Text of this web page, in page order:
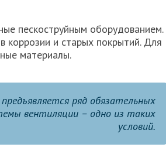
пескоструйным оборудованием.
коррозии и старых покрытий. Для
материалы.
ряд обязательных
вентиляции – одно из таких
условий.